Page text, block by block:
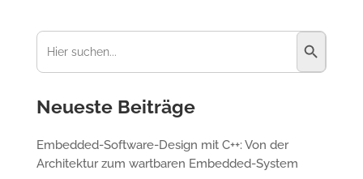
Suchen
nach:
Neueste Beiträge
Embedded-Software-Design mit C++: Von der
Architektur zum wartbaren Embedded-System